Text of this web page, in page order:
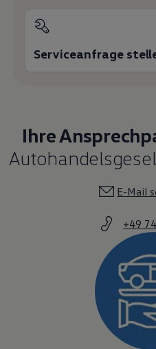
Serviceanfrage
Ihre
E-Mail
+49